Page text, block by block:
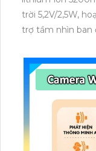
trời 5,2V/2,5W,
trợ tầm nhìn ban
dữ liệu qua thẻ